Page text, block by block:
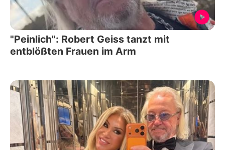
"Peinlich": Robert Geiss tanzt mit
entblößten Frauen im Arm